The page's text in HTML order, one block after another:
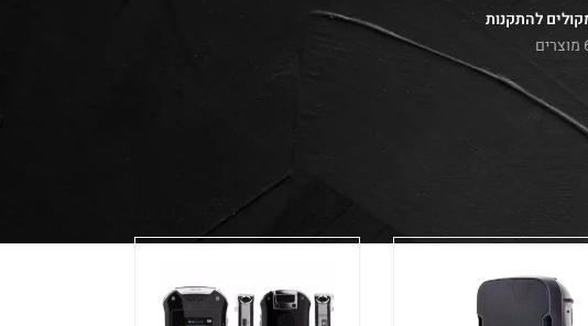
להתקנות
לקנייה –